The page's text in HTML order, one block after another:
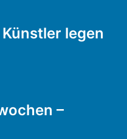
legen
–